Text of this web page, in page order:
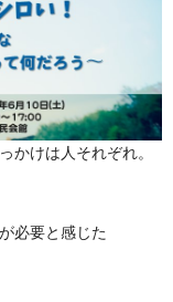
かけは人それぞれ。
必要と感じた